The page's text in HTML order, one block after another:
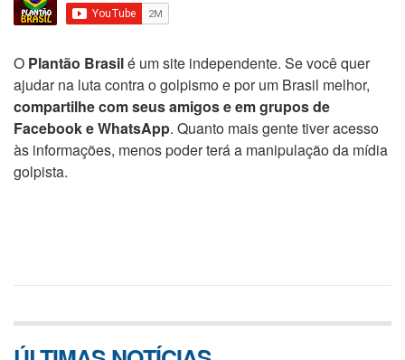
O Plantão Brasilé um site independente. Se você quer
ajudar na luta contra o golpismo e por um Brasil melhor,
compartilhe com seus amigos e em grupos de
Facebook e WhatsApp. Quanto mais gente tiver acesso
às informações, menos poder terá a manipulação da mídia
golpista.